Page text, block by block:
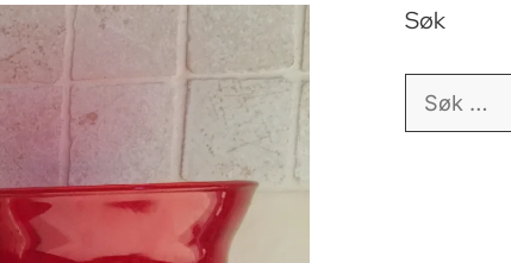
Søk
Søk